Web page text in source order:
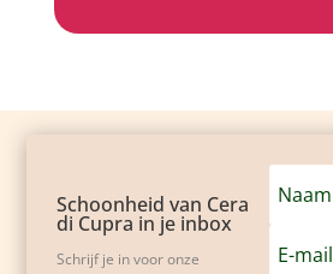
Schoonheid van Cera
di Cupra in je inbox
Schrijf je in voor onze